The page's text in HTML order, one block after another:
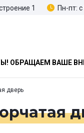
1 Пн-пт: с
ОБРАЩАЕМ ВАШЕ
дверь